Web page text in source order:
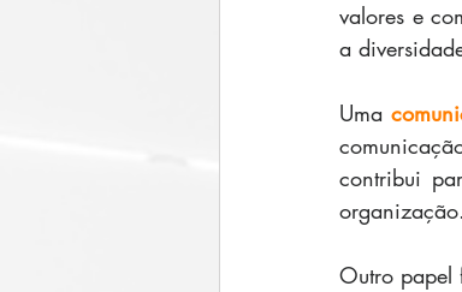
valores e
a
Uma
contribui
organização.
Outro papel